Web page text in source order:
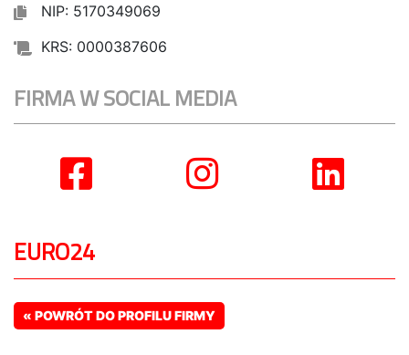
NIP: 5170349069
KRS: 0000387606
FIRMA W SOCIAL MEDIA
EURO24
« POWRÓT DO PROFILU FIRMY